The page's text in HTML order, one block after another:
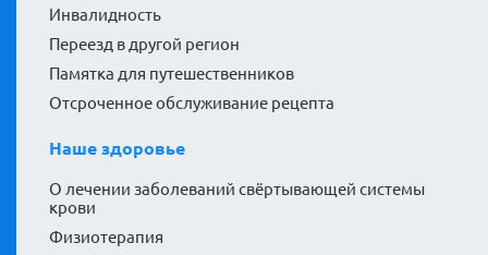
Инвалидность
Переезд в другой регион
Памятка для путешественников
Отсроченное обслуживание рецепта
Наше здоровье
О лечении заболеваний свёртывающей системы
крови
Физиотерапия